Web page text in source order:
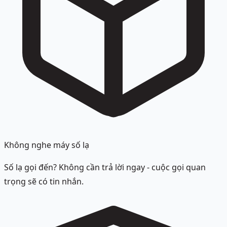
Không nghe máy số lạ
Số lạ gọi đến? Không cần trả lời ngay - cuộc gọi quan
trọng sẽ có tin nhắn.